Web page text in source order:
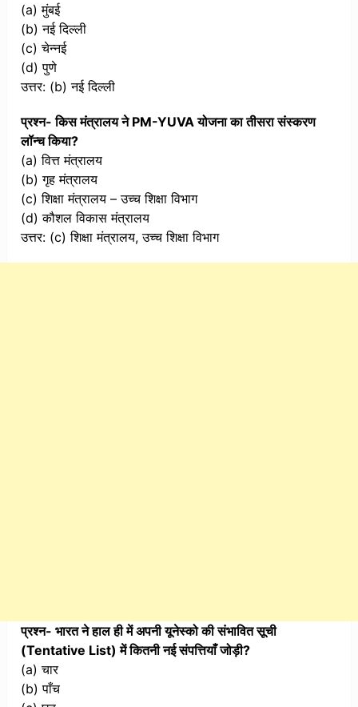
(a) मुंबई
(b) नई दिल्ली
(c) चेन्नई
(d) पुणे
उत्तर: (b) नई दिल्ली
प्रश्न- किस मंत्रालय ने PM-YUVA योजना का तीसरा संस्करण
लॉन्च किया?
(a) वित्त मंत्रालय
(b) गृह मंत्रालय
(c) शिक्षा मंत्रालय – उच्च शिक्षा विभाग
(d) कौशल विकास मंत्रालय
उत्तर: (c) शिक्षा मंत्रालय, उच्च शिक्षा विभाग
प्रश्न- भारत ने हाल ही में अपनी यूनेस्को की संभावित सूची
(Tentative List) में कितनी नई संपत्तियाँ जोड़ी?
(a) चार
(b) पाँच